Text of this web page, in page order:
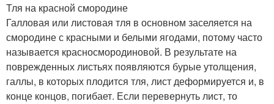
Тля на красной смородине
Галловая или листовая тля в основном заселяется на
смородине с красными и белыми ягодами, потому часто
называется красносмородиновой. В результате на
поврежденных листьях появляются бурые утолщения,
галлы, в которых плодится тля, лист деформируется и, в
конце концов, погибает. Если перевернуть лист, то